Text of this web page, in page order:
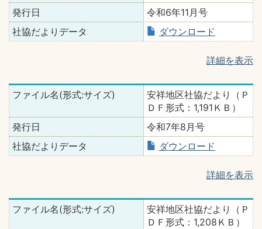
発行日
令和6年11月号
社協だよりデータ
ダウンロード
詳細を表示
ファイル名(形式:サイズ)
安祥地区社協だより（Ｐ
ＤＦ形式：1,191ＫＢ）
発行日
令和7年8月号
社協だよりデータ
ダウンロード
詳細を表示
ファイル名(形式:サイズ)
安祥地区社協だより（Ｐ
ＤＦ形式：1,208ＫＢ）